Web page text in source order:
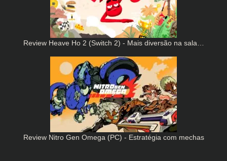
Review Heave Ho 2 (Switch 2) - Mais diversão na sala…
Review Nitro Gen Omega (PC) - Estratégia com mechas